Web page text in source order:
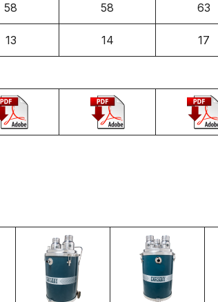
58 58 63
13 14 17